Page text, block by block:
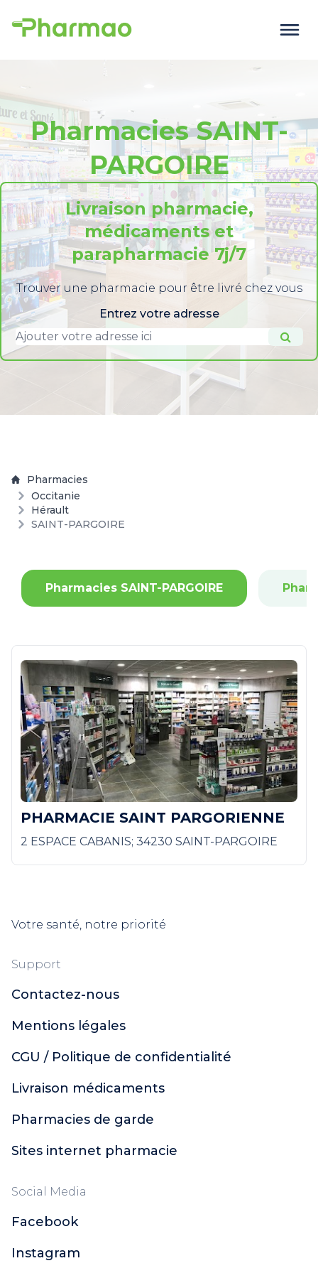
Pharmacies SAINT-
PARGOIRE
Livraison pharmacie,
médicaments et
parapharmacie 7j/7
Trouver une pharmacie pour être livré chez vous
Entrez votre adresse
Pharmacies
Occitanie
Hérault
SAINT-PARGOIRE
Pharmacies SAINT-PARGOIRE
PHARMACIE SAINT PARGORIENNE
2 ESPACE CABANIS; 34230 SAINT-PARGOIRE
Votre santé, notre priorité
Support
Contactez-nous
Mentions légales
CGU / Politique de confidentialité
Livraison médicaments
Pharmacies de garde
Sites internet pharmacie
Social Media
Facebook
Instagram